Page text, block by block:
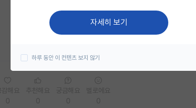
자세히 보기
하루 동안 이 컨텐츠 보지 않기